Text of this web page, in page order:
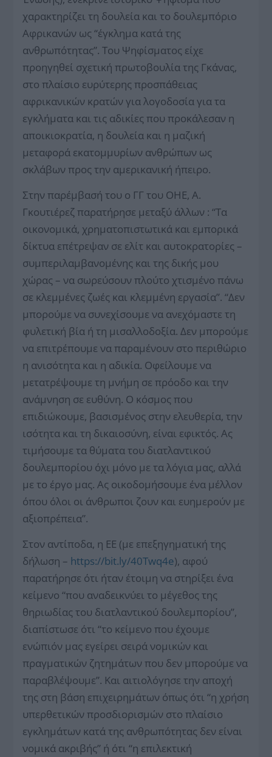
χαρακτηρίζει τη δουλεία και το δουλεμπόριο
Αφρικανών ως “έγκλημα κατά της
ανθρωπότητας”. Του Ψηφίσματος είχε
προηγηθεί σχετική πρωτοβουλία της Γκάνας,
στο πλαίσιο ευρύτερης προσπάθειας
αφρικανικών κρατών για λογοδοσία για τα
εγκλήματα και τις αδικίες που προκάλεσαν η
αποικιοκρατία, η δουλεία και η μαζική
μεταφορά εκατομμυρίων ανθρώπων ως
σκλάβων προς την αμερικανική ήπειρο.
Στην παρέμβασή του ο ΓΓ του ΟΗΕ, Α.
Γκουτιέρεζ παρατήρησε μεταξύ άλλων : “Τα
οικονομικά, χρηματοπιστωτικά και εμπορικά
δίκτυα επέτρεψαν σε ελίτ και αυτοκρατορίες –
συμπεριλαμβανομένης και της δικής μου
χώρας – να σωρεύσουν πλούτο χτισμένο πάνω
σε κλεμμένες ζωές και κλεμμένη εργασία”. “Δεν
μπορούμε να συνεχίσουμε να ανεχόμαστε τη
φυλετική βία ή τη μισαλλοδοξία. Δεν μπορούμε
να επιτρέπουμε να παραμένουν στο περιθώριο
η ανισότητα και η αδικία. Οφείλουμε να
μετατρέψουμε τη μνήμη σε πρόοδο και την
ανάμνηση σε ευθύνη. Ο κόσμος που
επιδιώκουμε, βασισμένος στην ελευθερία, την
ισότητα και τη δικαιοσύνη, είναι εφικτός. Ας
τιμήσουμε τα θύματα του διατλαντικού
δουλεμπορίου όχι μόνο με τα λόγια μας, αλλά
με το έργο μας. Ας οικοδομήσουμε ένα μέλλον
όπου όλοι οι άνθρωποι ζουν και ευημερούν με
αξιοπρέπεια”.
Στον αντίποδα, η ΕΕ (με επεξηγηματική της
δήλωση – https://bit.ly/40Twq4e), αφού
παρατήρησε ότι ήταν έτοιμη να στηρίξει ένα
κείμενο “που αναδεικνύει το μέγεθος της
θηριωδίας του διατλαντικού δουλεμπορίου”,
διαπίστωσε ότι “το κείμενο που έχουμε
ενώπιόν μας εγείρει σειρά νομικών και
πραγματικών ζητημάτων που δεν μπορούμε να
παραβλέψουμε”. Και αιτιολόγησε την αποχή
της στη βάση επιχειρημάτων όπως ότι “η χρήση
υπερθετικών προσδιορισμών στο πλαίσιο
εγκλημάτων κατά της ανθρωπότητας δεν είναι
νομικά ακριβής” ή ότι “η επιλεκτική